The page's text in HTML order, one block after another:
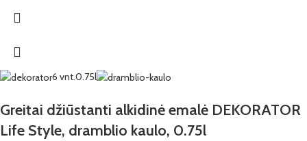
6 vnt.0.75l
Greitai džiūstanti alkidinė emalė DEKORATOR
Life Style, dramblio kaulo, 0.75l